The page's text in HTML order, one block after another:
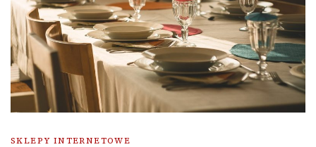
SKLEPY INTERNETOWE